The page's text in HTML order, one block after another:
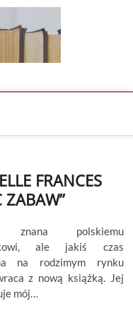
FRANCES
ZABAW”
znana polskiemu
ale jakiś czas
na rodzimym rynku
z nową książką. Jej
mój…